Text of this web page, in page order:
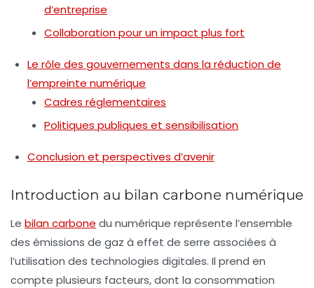
d’entreprise
Collaboration pour un impact plus fort
Le rôle des gouvernements dans la réduction de
l’empreinte numérique
Cadres réglementaires
Politiques publiques et sensibilisation
Conclusion et perspectives d’avenir
Introduction au bilan carbone numérique
Le bilan carbone du numérique représente l’ensemble
des émissions de gaz à effet de serre associées à
l’utilisation des technologies digitales. Il prend en
compte plusieurs facteurs, dont la consommation